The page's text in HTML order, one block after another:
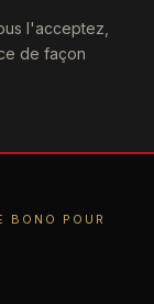
l'acceptez,
de façon
BONO POUR